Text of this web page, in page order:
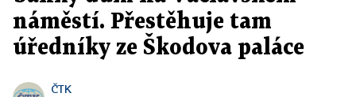
náměstí. Přestěhuje tam
úředníky ze Škodova paláce
ČTK